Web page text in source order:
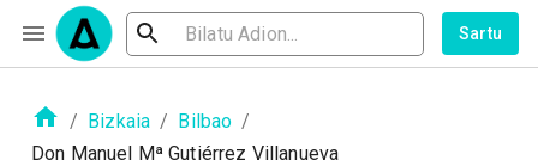
Sartu
/ Bizkaia / Bilbao /
Don Manuel Mª Gutiérrez Villanueva